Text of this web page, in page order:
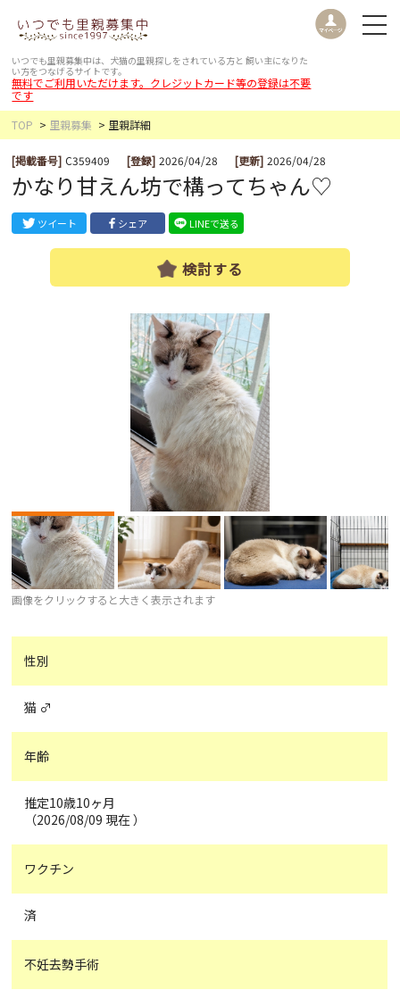
いつでも里親募集中は、犬猫の里親探しをされている方と 飼い主になりた
い方をつなげるサイトです。
無料でご利用いただけます。クレジットカード等の登録は不要
です
TOP
里親募集 里親詳細
[掲載番号] C359409 [登録] 2026/04/28 [更新] 2026/04/28
かなり甘えん坊で構ってちゃん♡
ツイート シェア LINEで送る
検討する
画像をクリックすると大きく表示されます
性別
猫 ♂
年齢
推定10歳10ヶ月
（2026/08/09 現在 ）
ワクチン
済
不妊去勢手術